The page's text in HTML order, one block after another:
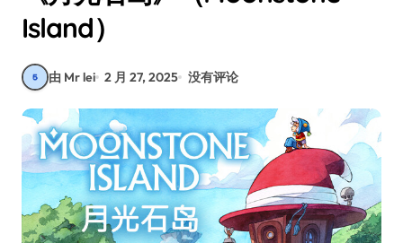
Island）
由 Mr lei 2 月 27, 2025 没有评论